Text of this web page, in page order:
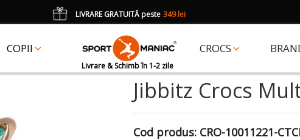
COPII CROCS
Livrare & Schimb în 1-2 zile
LIVRARE GRATUITĂ peste 349 lei
CADOUun accesoriu Crocs Jibbitz în val. de 25 lei cu codul: JIBBITZ
Jibbitz Crocs
Cod produs: CRO-10011221-